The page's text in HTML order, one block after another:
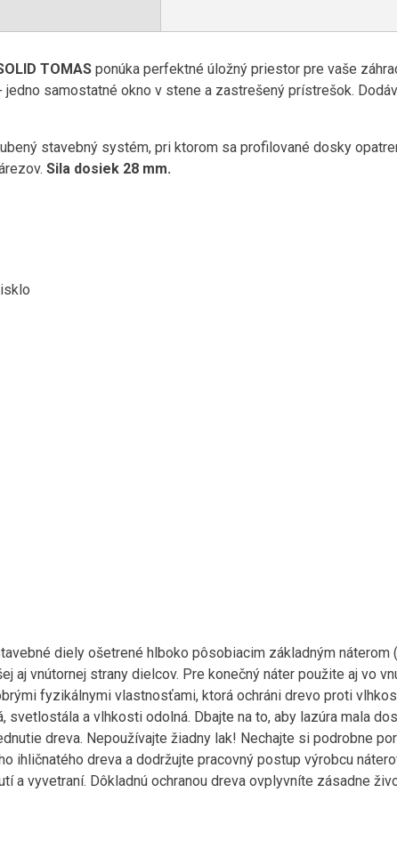
TOMAS ponúka perfektné úložný priestor pre vaše
jedno samostatné okno v stene a zastrešený prístrešok.
stavebný systém, pri ktorom sa profilované dosky
Sila dosiek 28 mm.
diely ošetrené hlboko pôsobiacim základným náterom
aj vnútornej strany dielcov. Pre konečný náter použite aj vo
fyzikálnymi vlastnosťami, ktorá ochráni drevo proti
svetlostála a vlhkosti odolná. Dbajte na to, aby lazúra mala
dreva. Nepoužívajte žiadny lak! Nechajte si podrobne
ihličnatého dreva a dodržujte pracovný postup výrobcu
a vyvetraní. Dôkladnú ochranou dreva ovplyvníte zásadne